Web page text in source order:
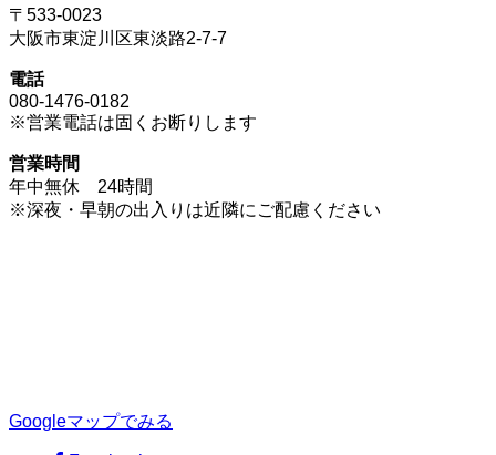
〒533-0023
大阪市東淀川区東淡路2-7-7
電話
080-1476-0182
※営業電話は固くお断りします
営業時間
年中無休 24時間
※深夜・早朝の出入りは近隣にご配慮ください
Googleマップでみる